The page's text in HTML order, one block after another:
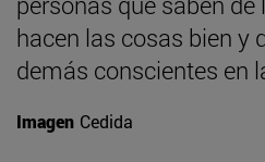
hacen las cosas bien y
demás conscientes en
Imagen Cedida